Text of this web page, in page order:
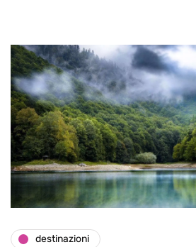
destinazioni